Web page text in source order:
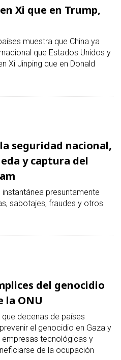
Xi que en Trump,
muestra que China ya
que Estados Unidos y
Xi Jinping que en Donald
seguridad nacional,
y captura del
presuntamente
sabotajes, fraudes y otros
del genocidio
la ONU
decenas de países
el genocidio en Gaza y
tecnológicas y
de la ocupación